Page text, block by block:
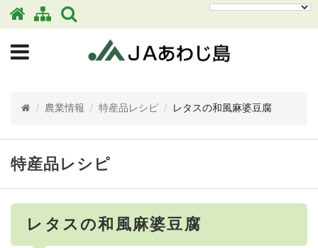
/ 農業情報 / 特産品レシピ / レタスの和風麻婆豆腐
特産品レシピ
レタスの和風麻婆豆腐